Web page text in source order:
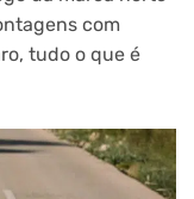
com
tudo o que é